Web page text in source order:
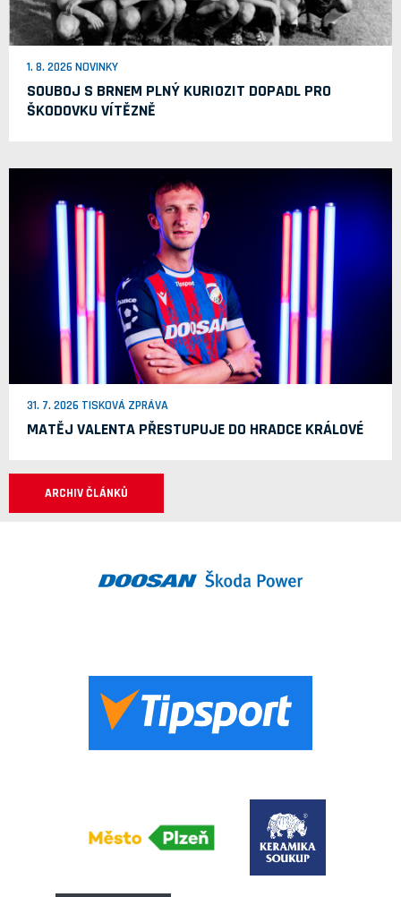
1. 8. 2026 NOVINKY
SOUBOJ S BRNEM PLNÝ KURIOZIT DOPADL PRO
ŠKODOVKU VÍTĚZNĚ
31. 7. 2026 TISKOVÁ ZPRÁVA
MATĚJ VALENTA PŘESTUPUJE DO HRADCE KRÁLOVÉ
ARCHIV ČLÁNKŮ